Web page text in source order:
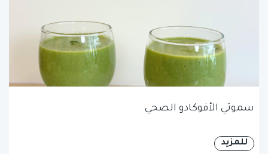
سموثي الأفوكادو الصحي
للمزيد